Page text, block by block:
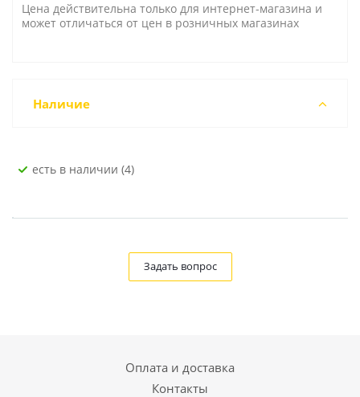
Цена действительна только для интернет-магазина и
может отличаться от цен в розничных магазинах
Наличие
Есть в наличии (4)
Задать вопрос
Оплата и доставка
Контакты